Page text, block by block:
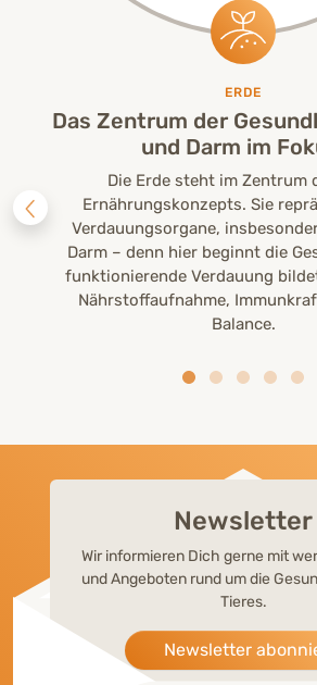
ERDE
Das Zentrum der
und Darm im
Die Erde steht im Zentrum
Ernährungskonzepts. Sie
Verdauungsorgane,
Darm – denn hier beginnt die
funktionierende Verdauung
Nährstoffaufnahme,
Balance.
Newsletter
Wir informieren Dich gerne mit
und Angeboten rund um die
Tieres.
Newsletter